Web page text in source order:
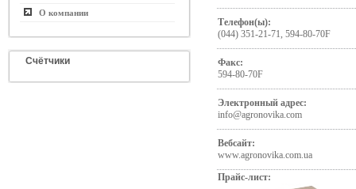
О компании
Счётчики
Телефон(ы):
(044) 351-21-71, 594-80-70F
Факс:
594-80-70F
Электронный адрес:
info@agronovika.com
Вебсайт:
www.agronovika.com.ua
Прайс-лист: